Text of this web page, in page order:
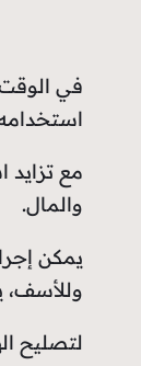
في الوقت
مع تزايد
والمال.
يمكن
وللأسف،
لتصليح